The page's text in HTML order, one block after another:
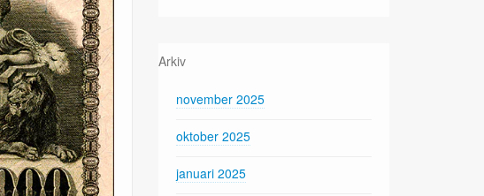
Arkiv
november 2025
oktober 2025
januari 2025